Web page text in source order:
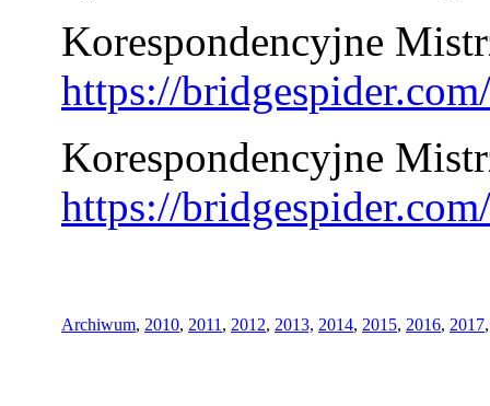
Korespondencyjne
https://
Korespondencyjne
https://
Archiwum, 2010, 2011 , 2012, 2013, 2014, 2015, 2016, 2017